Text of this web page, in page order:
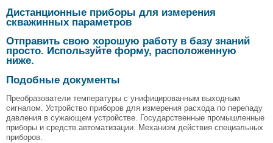
Дистанционные приборы для измерения
скважинных параметров
Отправить свою хорошую работу в базу знаний
просто. Используйте форму, расположенную
ниже.
Подобные документы
Преобразователи температуры с унифицированным выходным
сигналом. Устройство приборов для измерения расхода по перепаду
давления в сужающем устройстве. Государственные промышленные
приборы и средств автоматизации. Механизм действия специальных
приборов.